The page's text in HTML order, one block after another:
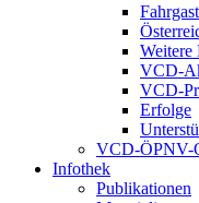
Weitere
VCD-
VCD-
Erfolge
VCD-ÖPNV-
Infothek
Publikationen